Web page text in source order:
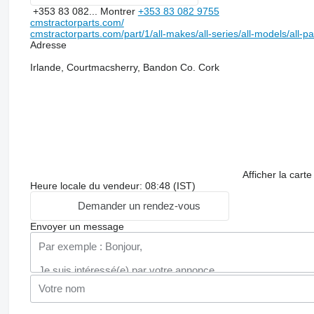
+353 83 082... Montrer +353 83 082 9755
cmstractorparts.com/
cmstractorparts.com/part/1/all-makes/all-series/all-models/all-
Adresse
Irlande, Courtmacsherry, Bandon Co. Cork
Afficher la carte
Heure locale du vendeur: 08:48 (IST)
Demander un rendez-vous
Envoyer un message